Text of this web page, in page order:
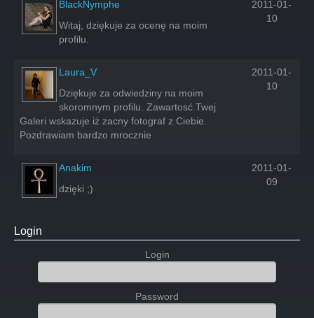
BlackNymphe
Witaj, dziękuje za ocenę na moim
profilu.
2011-01-
10
Laura_V
Dziękuje za odwiedziny na moim
skoromnym profilu. Zawartosć Twej
Galeri wskazuje iż zacny fotograf z Ciebie.
Pozdrawiam bardzo mrocznie
2011-01-
10
Anakim
dzięki ;)
2011-01-
09
Login
Login
Password